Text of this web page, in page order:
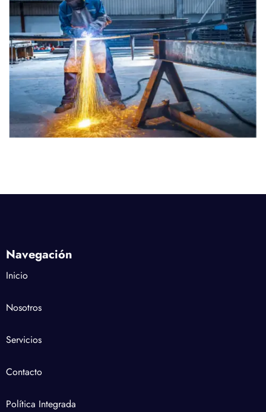
Navegación
Inicio
Nosotros
Servicios
Contacto
Política Integrada